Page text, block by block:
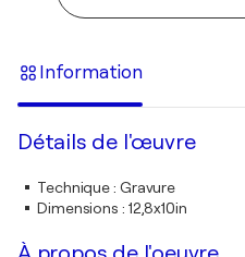
Information
Détails de l'œuvre
Technique: Gravure
Dimensions : 12,8x10in